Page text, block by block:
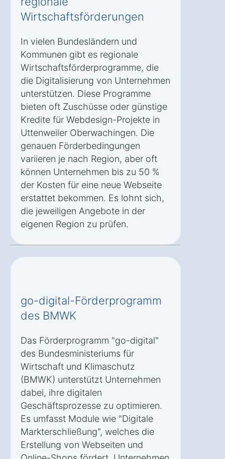
Wirtschaftsförderungen
In vielen Bundesländern und
Kommunen gibt es regionale
Wirtschaftsförderprogramme, die
die Digitalisierung von Unternehmen
unterstützen. Diese Programme
bieten oft Zuschüsse oder günstige
Kredite für Webdesign-Projekte in
Uttenweiler Oberwachingen. Die
genauen Förderbedingungen
variieren je nach Region, aber oft
können Unternehmen bis zu 50 %
der Kosten für eine neue Webseite
erstattet bekommen. Es lohnt sich,
die jeweiligen Angebote in der
eigenen Region zu prüfen.
go-digital-Förderprogramm
des BMWK
Das Förderprogramm "go-digital"
des Bundesministeriums für
Wirtschaft und Klimaschutz
(BMWK) unterstützt Unternehmen
dabei, ihre digitalen
Geschäftsprozesse zu optimieren.
Es umfasst Module wie "Digitale
Markterschließung", welches die
Erstellung von Webseiten und